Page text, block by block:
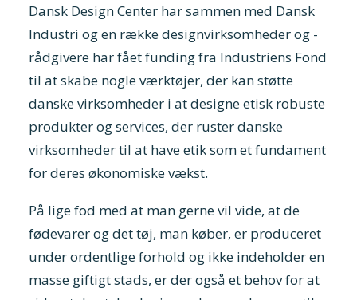
Dansk Design Center har sammen med Dansk
Industri og en række designvirksomheder og -
rådgivere har fået funding fra Industriens Fond
til at skabe nogle værktøjer, der kan støtte
danske virksomheder i at designe etisk robuste
produkter og services, der ruster danske
virksomheder til at have etik som et fundament
for deres økonomiske vækst.
På lige fod med at man gerne vil vide, at de
fødevarer og det tøj, man køber, er produceret
under ordentlige forhold og ikke indeholder en
masse giftigt stads, er der også et behov for at